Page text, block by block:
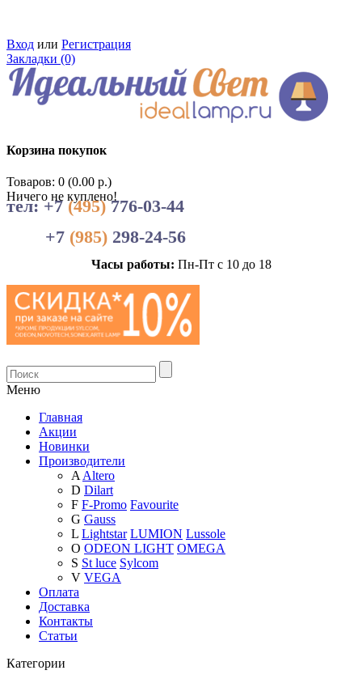
Вход или Регистрация
Закладки (0)
Корзина покупок
Товаров: 0 (0.00 р.)
Ничего не куплено!
тел: +7(495)776-03-44
+7 (985) 298-24-56
Часы работы: Пн-Пт с 10 до 18
Меню
Главная
Акции
Новинки
Производители
AAltero
D Dilart
F F-Promo Favourite
G Gauss
L Lightstar LUMION Lussole
O ODEON LIGHT OMEGA
S St luce Sylcom
V VEGA
Оплата
Доставка
Контакты
Статьи
Категории